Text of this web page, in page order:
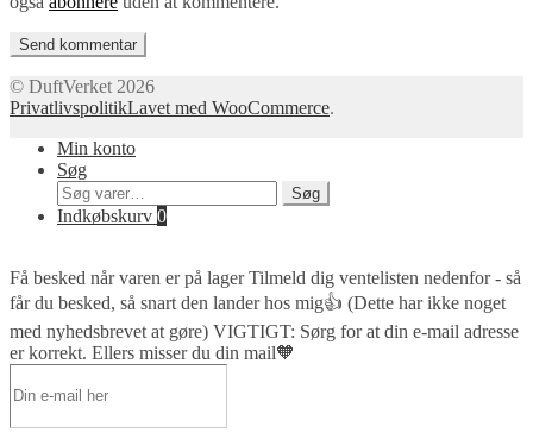
© DuftVerket 2026
PrivatlivspolitikLavet med WooCommerce.
Min konto
Søg
Søg
efter:
Søg
Indkøbskurv 0
Få besked når varen er på lagerTilmeld dig ventelisten nedenfor - så
får du besked, så snart den lander hos mig👍 (Dette har ikke noget
med nyhedsbrevet at gøre) VIGTIGT: Sørg for at din e-mail adresse
er korrekt. Ellers misser du din mail🧡